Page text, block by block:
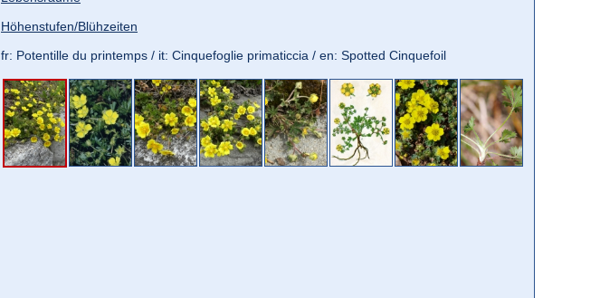
Höhenstufen/Blühzeiten
fr: Potentille du printemps / it: Cinquefoglie primaticcia / en: Spotted Cinquefoil